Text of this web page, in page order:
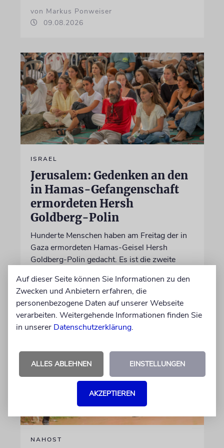
von Markus Ponweiser
09.08.2026
ISRAEL
Jerusalem: Gedenken an den
in Hamas-Gefangenschaft
ermordeten Hersh
Goldberg-Polin
Hunderte Menschen haben am Freitag der in
Gaza ermordeten Hamas-Geisel Hersh
Goldberg-Polin gedacht. Es ist die zweite
09.08.2026
NAHOST
Auf dieser Seite können Sie Informationen zu den
Zwecken und Anbietern erfahren, die
personenbezogene Daten auf unserer Webseite
verarbeiten. Weitergehende Informationen finden Sie
in unserer Datenschutzerklärung.
ALLES ABLEHNEN EINSTELLUNGEN
AKZEPTIEREN